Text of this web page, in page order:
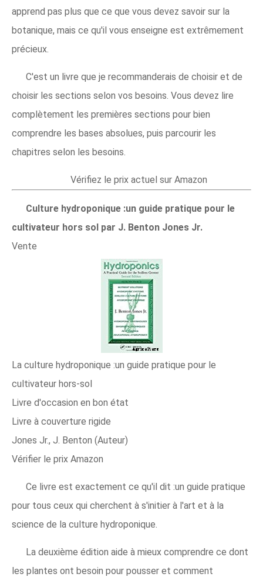
apprend pas plus que ce que vous devez savoir sur la
botanique, mais ce qu'il vous enseigne est extrêmement
précieux.
C'est un livre que je recommanderais de choisir et de
choisir les sections selon vos besoins. Vous devez lire
complètement les premières sections pour bien
comprendre les bases absolues, puis parcourir les
chapitres selon les besoins.​
Vérifiez le prix actuel sur Amazon
Culture hydroponique :un guide pratique pour le
cultivateur hors sol par J. Benton Jones Jr.
Vente
La culture hydroponique :un guide pratique pour le
cultivateur hors-sol
Livre d'occasion en bon état
Livre à couverture rigide
Jones Jr., J. Benton (Auteur)
Vérifier le prix Amazon
Ce livre est exactement ce qu'il dit :un guide pratique
pour tous ceux qui cherchent à s'initier à l'art et à la
science de la culture hydroponique.
La deuxième édition aide à mieux comprendre ce dont
les plantes ont besoin pour pousser et comment